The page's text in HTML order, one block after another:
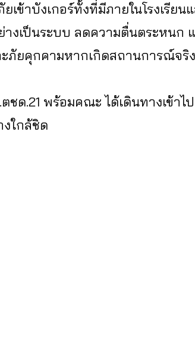
เข้าบังเกอร์ทั้งที่มีภายในโรงเรีย
งเป็นระบบ ลดความตื่นตระหนก
ภัยคุกคามหากเกิดสถานการณ์จริ
ด.21 พร้อมคณะ ได้เดินทางเข้าไ
ใกล้ชิด